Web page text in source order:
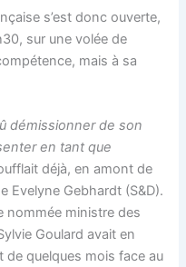
s’est donc ouverte,
sur une volée de
mais à sa
démissionner de son
en tant que
déjà, en amont de
Evelyne Gebhardt (S&D).
nommée ministre des
Goulard avait en
quelques mois face au